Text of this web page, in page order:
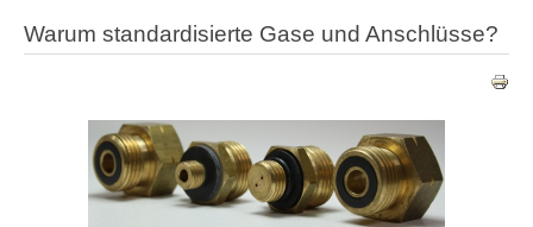
Warum standardisierte Gase und Anschlüsse?